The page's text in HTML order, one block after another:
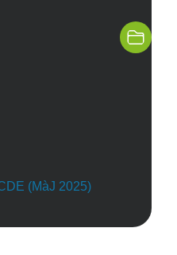
(MàJ 2025)